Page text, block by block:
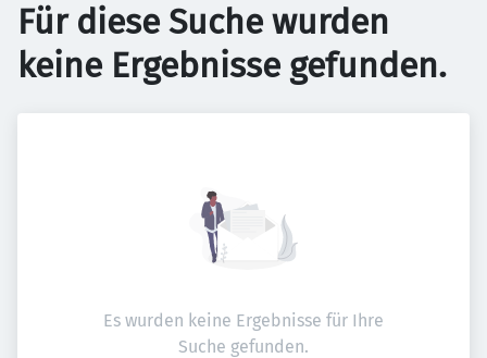
Für diese Suche wurden
keine Ergebnisse gefunden.
Es wurden keine Ergebnisse für Ihre
Suche gefunden.